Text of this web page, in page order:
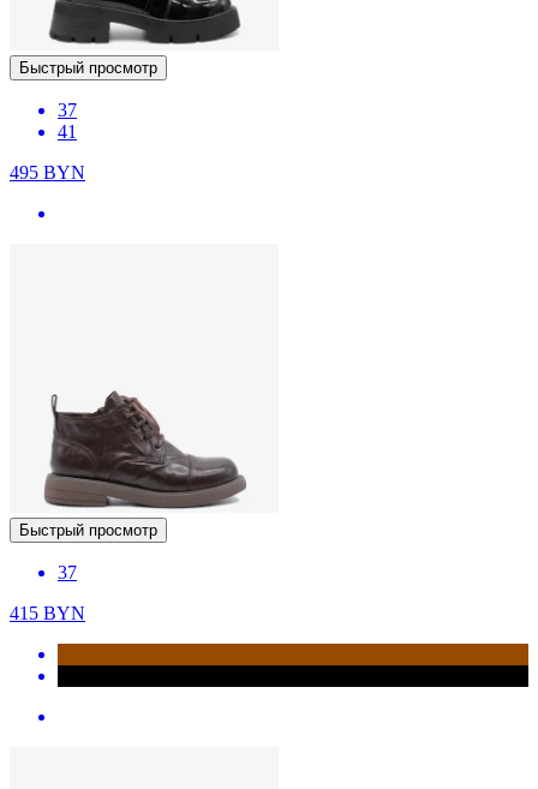
Быстрый просмотр
37
41
495 BYN
Быстрый просмотр
37
415 BYN